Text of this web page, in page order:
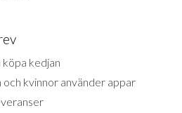
kedjan
och kvinnor använder appar